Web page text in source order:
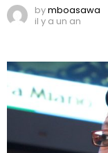
bymboasawa
il y a un an